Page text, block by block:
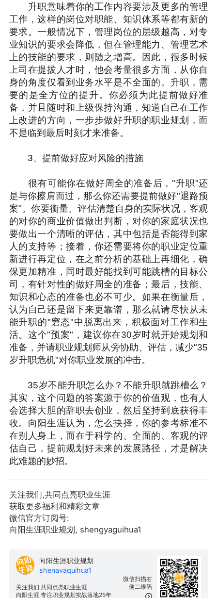
升职意味着你的工作内容要涉及更多的管理
工作，这样的岗位对职能、知识体系等都有新的
要求。一般情况下，管理岗位的层级越高，对专
业知识的要求会降低，但在管理能力、管理艺术
上的技能的要求，则随之增高。因此，很多时候
上司在提拔人才时，他会考量很多方面，从你自
身的角度仅看到业务水平是不全面的。升职，需
要的是全方位的提升。你必须为此提前做好准
备，并且随时和上级保持沟通，知道自己在工作
上改进的方向，一步步做好升职的职业规划，而
不是临到最后时刻才来准备。
3、提前做好应对风险的措施
很有可能你在做好周全的准备后，"升职"还
是与你擦肩而过，那么你还需要提前做好"退路预
案"。你要衡量、评估清楚自身的实际状况，客观
的对你的商业价值做出判断，对你的家庭状况也
要做出一个清晰的评估，其中包括是否能得到家
人的支持等；接着，你还需要将你的职业定位重
新进行再定位，在之前分析的基础上再细化，确
保更加精准，同时最好能找到可能跳槽的目标公
司，有针对性的做好周全的准备；最后，技能、
知识和心态的准备也必不可少。如果在衡量后，
认为自己还是留下来更靠谱，那么就请尽快从未
能升职的"窘态"中脱离出来，积极面对工作和生
活。这个"预案"，建议你在30岁时就开始规划和
准备，并请职业规划师从旁协助、评估，减少"35
岁升职危机"对你职业发展的冲击。
35岁不能升职怎么办？不能升职就跳槽么？
其实，这个问题的答案源于你的价值观，也有人
会选择大胆的辞职去创业，然后坚持到底获得丰
收。向阳生涯认为，怎么抉择，你的参考标准不
在别人身上，而在于科学的、全面的、客观的评
估自己，提前规划好未来的发展路径，才是解决
此难题的妙招。
关注我们,共同点亮职业生涯
获取更多福利和精彩文章
微信官方订阅号:
向阳生涯职业规划, shengyaguihua1
微信扫描右
侧二维码
向阳生涯职业规划
shenavaquihua1
关注我们,共同点亮职业生涯
向阳生涯,专注职业规划实战落地25年